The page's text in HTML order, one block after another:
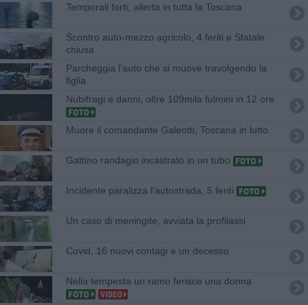
Temporali forti, allerta in tutta la Toscana
Scontro auto-mezzo agricolo, 4 feriti e Statale
chiusa
Parcheggia l'auto che si muove travolgendo la
figlia
Nubifragi e danni, oltre 109mila fulmini in 12 ore
Muore il comandante Galeotti, Toscana in lutto
Gattino randagio incastrato in un tubo
Incidente paralizza l'autostrada, 5 feriti
Un caso di meningite, avviata la profilassi
Covid, 16 nuovi contagi e un decesso
Nella tempesta un ramo ferisce una donna